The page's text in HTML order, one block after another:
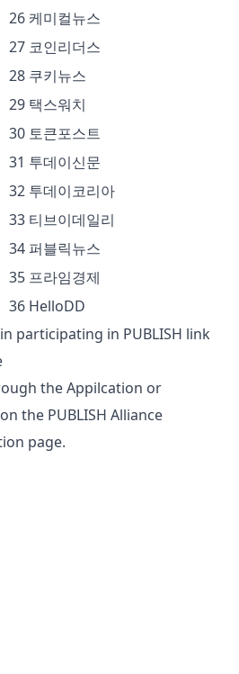
26 케미컬뉴스
27 코인리더스
28 쿠키뉴스
29 택스워치
30 토큰포스트
31 투데이신문
32 투데이코리아
33 티브이데일리
34 퍼블릭뉴스
35 프라임경제
36 HelloDD
participating in PUBLISH link
theAppilcation or
on the PUBLISH Alliance
page.